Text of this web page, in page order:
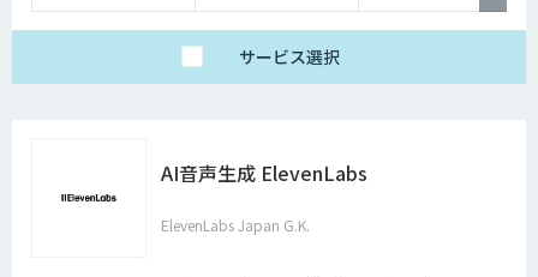
サービス選択
AI音声生成 ElevenLabs
ElevenLabs Japan G.K.